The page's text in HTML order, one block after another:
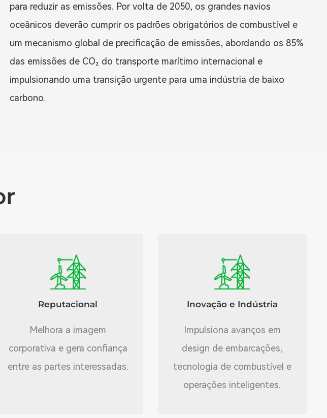
para reduzir as emissões. Por volta de 2050, os grandes navios
oceânicos deverão cumprir os padrões obrigatórios de combustível e
um mecanismo global de precificação de emissões, abordando os 85%
das emissões de CO₂ do transporte marítimo internacional e
impulsionando uma transição urgente para uma indústria de baixo
carbono.
Reputacional
Melhora a imagem
corporativa e gera confiança
entre as partes interessadas.
Inovação e Indústria
Impulsiona avanços em
design de embarcações,
tecnologia de combustível e
operações inteligentes.